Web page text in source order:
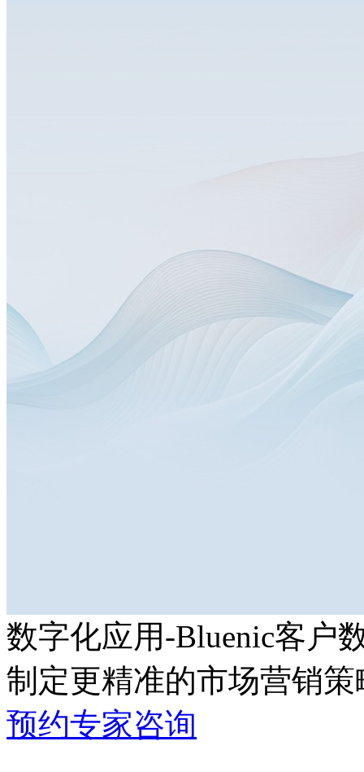
数字化应用-Bluenic客户
制定更精准的市场营销策
预约专家咨询